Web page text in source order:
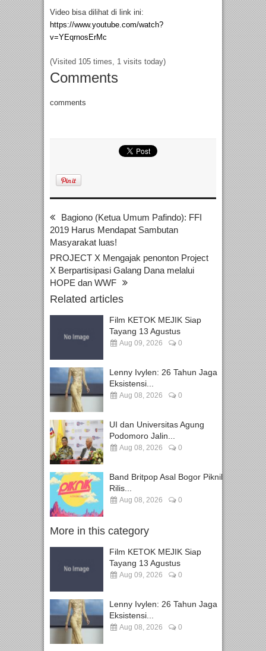
Video bisa dilihat di link ini:
https://www.youtube.com/watch?
v=YEqrnosErMc
(Visited 105 times, 1 visits today)
Comments
comments
Bagiono (Ketua Umum Pafindo): FFI
2019 Harus Mendapat Sambutan
Masyarakat luas!
PROJECT X Mengajak penonton Project
X Berpartisipasi Galang Dana melalui
HOPE dan WWF
Related articles
Film KETOK MEJIK Siap
Tayang 13 Agustus
Aug 09, 2026 0
Lenny Ivylen: 26 Tahun Jaga
Eksistensi...
Aug 08, 2026 0
UI dan Universitas Agung
Podomoro Jalin...
Aug 08, 2026 0
Band Britpop Asal Bogor Piknik
Rilis...
Aug 08, 2026 0
More in this category
Film KETOK MEJIK Siap
Tayang 13 Agustus
Aug 09, 2026 0
Lenny Ivylen: 26 Tahun Jaga
Eksistensi...
Aug 08, 2026 0